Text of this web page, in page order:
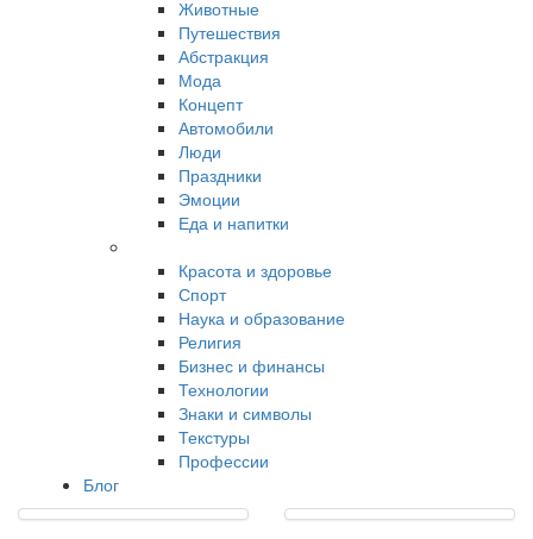
Животные
Путешествия
Абстракция
Мода
Концепт
Автомобили
Люди
Праздники
Эмоции
Еда и напитки
Красота и здоровье
Спорт
Наука и образование
Религия
Бизнес и финансы
Технологии
Знаки и символы
Текстуры
Профессии
Блог